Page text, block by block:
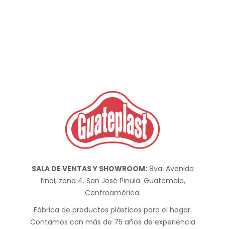
SALA DE VENTAS Y SHOWROOM:8va. Avenida
final, zona 4. San José Pinula. Guatemala,
Centroamérica.
Fábrica de productos plásticos para el hogar.
Contamos con más de 75 años de experiencia